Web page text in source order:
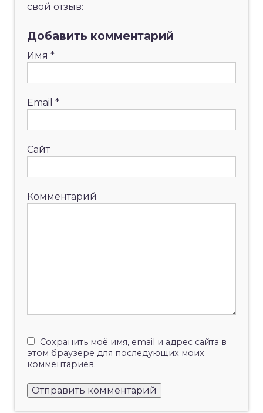
свой отзыв:
Добавить комментарий
Имя *
Email *
Сайт
Комментарий
Сохранить моё имя, email и адрес сайта в
этом браузере для последующих моих
комментариев.